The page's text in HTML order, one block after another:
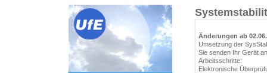
Änderungen ab
Umsetzung der
Sie senden Ihr Gerät
Arbeitsschritte:
Elektronische